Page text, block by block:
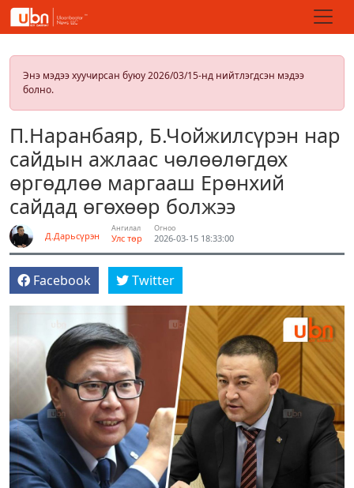
Энэ мэдээ хуучирсан буюу 2026/03/15-нд нийтлэгдсэн мэдээ
болно.
П.Наранбаяр, Б.Чойжилсүрэн нар
сайдын ажлаас чөлөөлөгдөх
өргөдлөө маргааш Ерөнхий
сайдад өгөхөөр болжээ
Д.Дарьсүрэн
Ангилал
Улс төр
Огноо
2026-03-15 18:33:00
Facebook Twitter